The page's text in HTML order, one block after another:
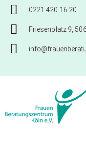
0221 420 16 20
Friesenplatz 9,